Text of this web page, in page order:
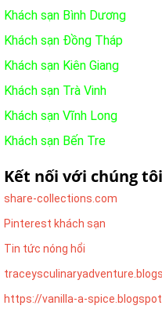
Khách sạn Bình Dương
Khách sạn Đồng Tháp
Khách sạn Kiên Giang
Khách sạn Trà Vinh
Khách sạn Vĩnh Long
Khách sạn Bến Tre
Kết nối với chúng tôi
share-collections.com
Pinterest khách sạn
Tin tức nóng hổi
https://vanilla-a-